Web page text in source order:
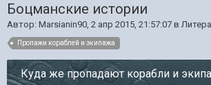
Боцманские истории
Автор: Marsianin90, 2 апр 2015, 21:57:07 в
Пропажи кораблей и экипажа
Куда же пропадают корабли и